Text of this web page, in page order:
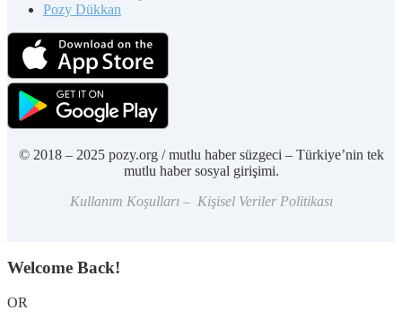
Pozy Dükkan
© 2018 – 2025 pozy.org / mutlu haber süzgeci – Türkiye’nin tek
mutlu haber sosyal girişimi.
Kullanım Koşulları – Kişisel Veriler Politikası
Welcome Back!
OR